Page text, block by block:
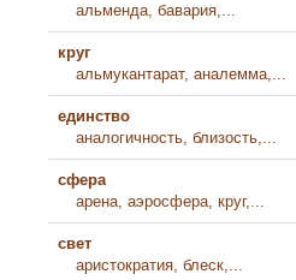
альменда, бавария,...
круг
альмукантарат, аналемма,...
единство
аналогичность, близость,...
сфера
арена, аэросфера, круг,...
свет
аристократия, блеск,...